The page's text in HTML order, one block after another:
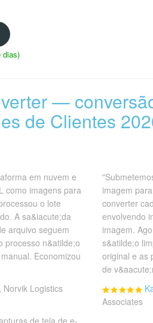
dias)
—
de Clientes
em nuvem e
como imagens para
o lote
A sa&iacute;da
arquivo seguem
processo n&atilde;o
Economizou
Norvik Logistics
imagem
converter
envolvendo
imagem.
s&atilde;o
original e as
de
Associates
de tela de e-